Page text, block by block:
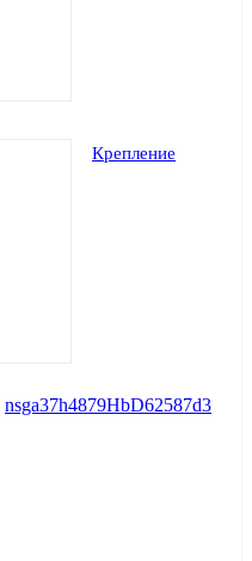
Крепление
nsga37h4879HbD62587d3